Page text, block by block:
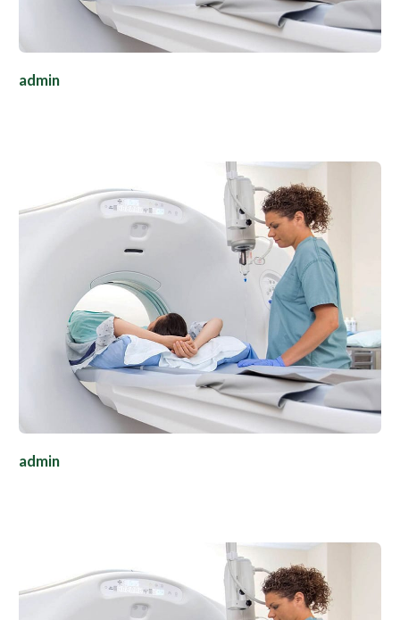
admin
admin